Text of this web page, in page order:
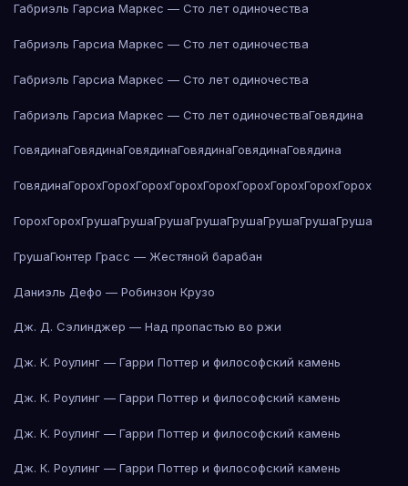
Габриэль Гарсиа Маркес — Сто лет одиночества
Габриэль Гарсиа Маркес — Сто лет одиночества
Габриэль Гарсиа Маркес — Сто лет одиночества
Габриэль Гарсиа Маркес — Сто лет одиночестваГовядина
ГовядинаГовядинаГовядинаГовядинаГовядинаГовядина
ГовядинаГорохГорохГорохГорохГорохГорохГорохГорохГорох
ГорохГорохГрушаГрушаГрушаГрушаГрушаГрушаГрушаГруша
ГрушаГюнтер Грасс — Жестяной барабан
Даниэль Дефо — Робинзон Крузо
Дж. Д. Сэлинджер — Над пропастью во ржи
Дж. К. Роулинг — Гарри Поттер и философский камень
Дж. К. Роулинг — Гарри Поттер и философский камень
Дж. К. Роулинг — Гарри Поттер и философский камень
Дж. К. Роулинг — Гарри Поттер и философский камень